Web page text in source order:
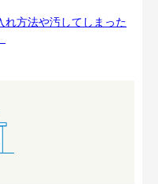
れ方法や汚してしまった